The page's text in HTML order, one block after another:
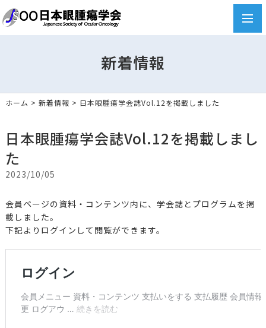
新着情報
ホーム > 新着情報 > 日本眼腫瘍学会誌Vol.12を掲載しました
日本眼腫瘍学会誌Vol.12を掲載しまし
た
2023/10/05
会員ページの資料・コンテンツ内に、学会誌とプログラムを掲
載しました。
下記よりログインして閲覧ができます。